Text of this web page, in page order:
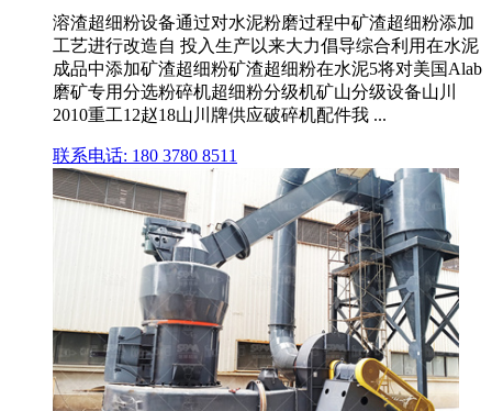
溶渣超细粉设备通过对水泥粉磨过程中矿渣超细粉添加
工艺进行改造自 投入生产以来大力倡导综合利用在水泥
成品中添加矿渣超细粉矿渣超细粉在水泥5将对美国Alab
磨矿专用分选粉碎机超细粉分级机矿山分级设备山川
2010重工12赵18山川牌供应破碎机配件我 ...
联系电话: 180 3780 8511